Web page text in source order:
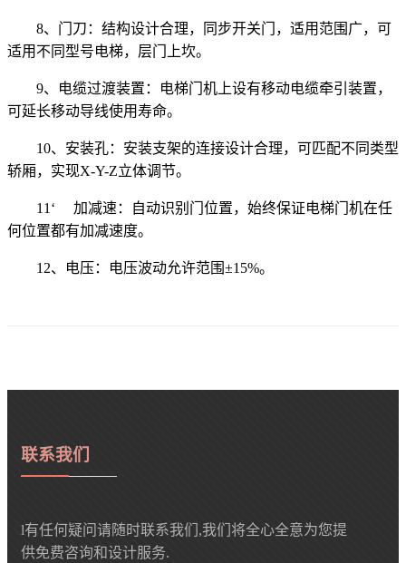
8、门刀：结构设计合理，同步开关门，适用范围广，可
适用不同型号电梯，层门上坎。
9、电缆过渡装置：电梯门机上设有移动电缆牵引装置，
可延长移动导线使用寿命。
10、安装孔：安装支架的连接设计合理，可匹配不同类型
轿厢，实现X-Y-Z立体调节。
11‘ 加减速：自动识别门位置，始终保证电梯门机在任
何位置都有加减速度。
12、电压：电压波动允许范围±15%。
联系我们
l有任何疑问请随时联系我们,我们将全心全意为您提
供免费咨询和设计服务.